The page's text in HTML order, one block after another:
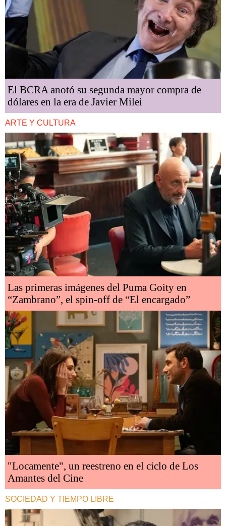
El BCRA anotó su segunda mayor compra de
dólares en la era de Javier Milei
ARTE Y CULTURA
Las primeras imágenes del Puma Goity en
“Zambrano”, el spin-off de “El encargado”
"Locamente", un reestreno en el ciclo de Los
Amantes del Cine
SOCIEDAD Y TIEMPO LIBRE